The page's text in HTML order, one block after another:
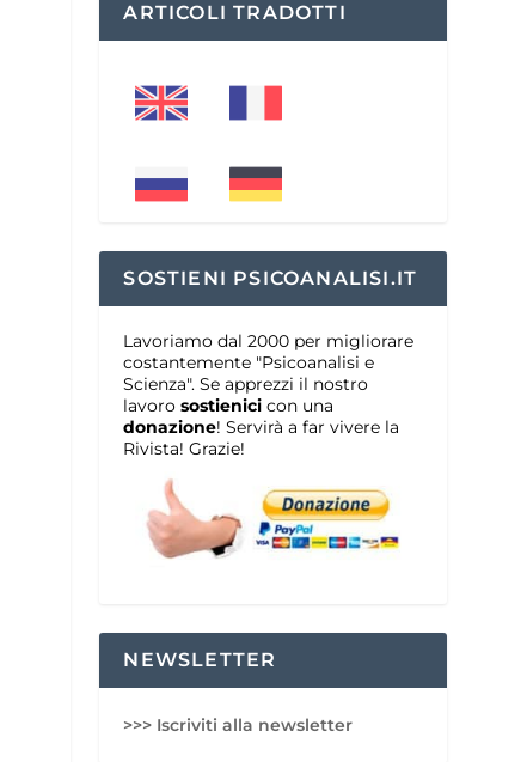
ARTICOLI TRADOTTI
SOSTIENI PSICOANALISI.IT
Lavoriamo dal 2000 per migliorare
costantemente "Psicoanalisi e
Scienza". Se apprezzi il nostro
lavorosostienici con una
donazione! Servirà a far vivere la
Rivista! Grazie!
NEWSLETTER
>>> Iscriviti alla newsletter